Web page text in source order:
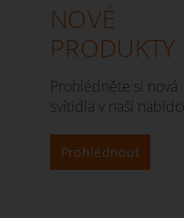
NOVÉ
PRODUKTY
Prohlédněte si nová
svítidla v naší
Prohlédnout